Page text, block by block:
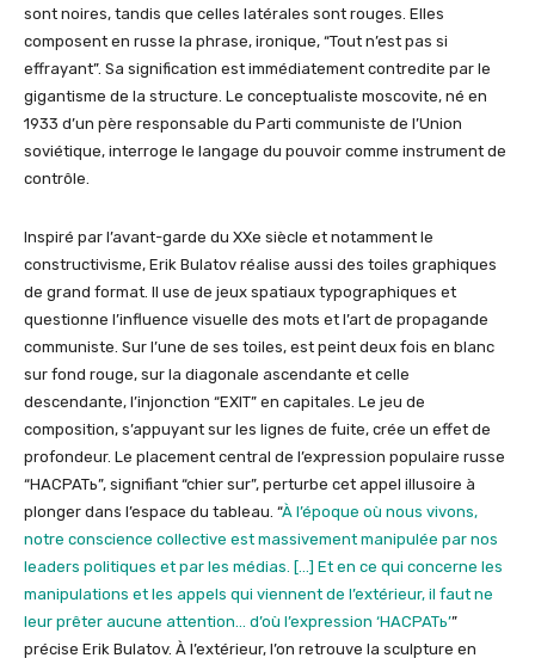
sont noires, tandis que celles latérales sont rouges. Elles
composent en russe la phrase, ironique, “Tout n’est pas si
effrayant”. Sa signification est immédiatement contredite par le
gigantisme de la structure. Le conceptualiste moscovite, né en
1933 d’un père responsable du Parti communiste de l’Union
soviétique, interroge le langage du pouvoir comme instrument de
contrôle.
Inspiré par l’avant-garde du XXe siècle et notamment le
constructivisme, Erik Bulatov réalise aussi des toiles graphiques
de grand format. Il use de jeux spatiaux typographiques et
questionne l’influence visuelle des mots et l’art de propagande
communiste. Sur l’une de ses toiles, est peint deux fois en blanc
sur fond rouge, sur la diagonale ascendante et celle
descendante, l’injonction “EXIT” en capitales. Le jeu de
composition, s’appuyant sur les lignes de fuite, crée un effet de
profondeur. Le placement central de l’expression populaire russe
“НACPATь”, signifiant “chier sur”, perturbe cet appel illusoire à
plonger dans l’espace du tableau. “À l’époque où nous vivons,
notre conscience collective est massivement manipulée par nos
leaders politiques et par les médias. […] Et en ce qui concerne les
manipulations et les appels qui viennent de l’extérieur, il faut ne
leur prêter aucune attention… d’où l’expression ‘НACPATь’”
précise Erik Bulatov. À l’extérieur, l’on retrouve la sculpture en